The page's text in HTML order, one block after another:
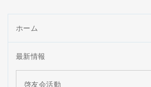
ホーム
最新情報
啓友会活動